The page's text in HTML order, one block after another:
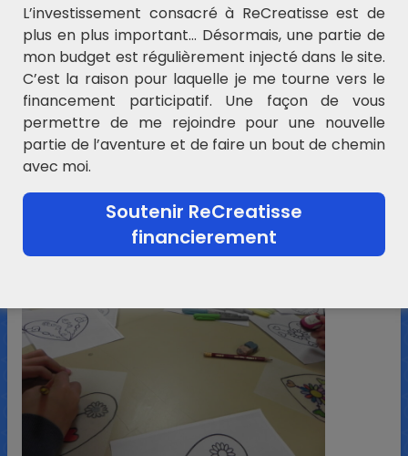
L’investissement consacré à ReCreatisse est de
plus en plus important… Désormais, une partie de
mon budget est régulièrement injecté dans le site.
C’est la raison pour laquelle je me tourne vers le
financement participatif. Une façon de vous
permettre de me rejoindre pour une nouvelle
partie de l’aventure et de faire un bout de chemin
avec moi.
Soutenir ReCreatisse
financierement